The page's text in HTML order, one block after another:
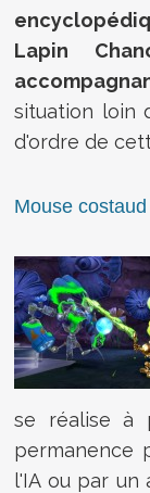
Lapin
situation loin
d'ordre de
Mouse costaud
se réalise à
permanence
l'IA ou par un